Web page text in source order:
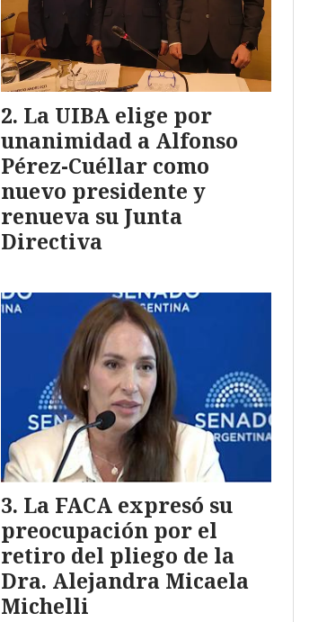
La UIBA elige por
unanimidad a Alfonso
Pérez-Cuéllar como
nuevo presidente y
renueva su Junta
Directiva
La FACA expresó su
preocupación por el
retiro del pliego de la
Dra. Alejandra Micaela
Michelli